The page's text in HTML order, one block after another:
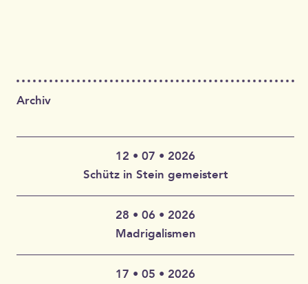
Archiv
Schütz in Stein gemeistert
12 • 07 • 2026
Claudia Wahlbuhl – Violine, Bratsche, Gambe, Gesang |
Thomas Wahlbuhl – Akkordeon, Gesang | Jan Geisler –
Klarinette, Saxophon, Gesang | Holger Vandrich –
Gitarre, Gesang | Stefan Garthoff – Gesang, Melodica |
Madrigalismen
28 • 06 • 2026
17 • 05 • 2026